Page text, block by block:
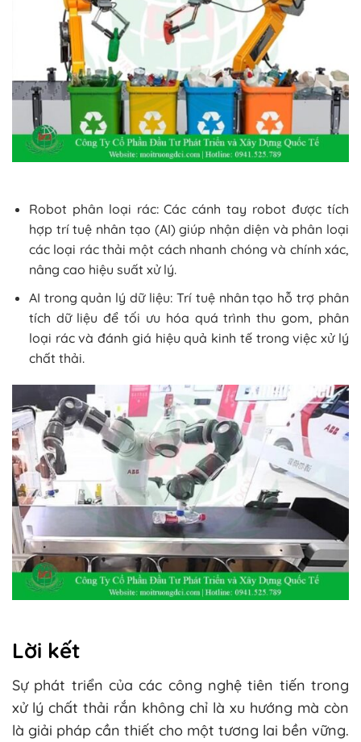
Robot phân loại rác: Các cánh tay robot được tích
hợp trí tuệ nhân tạo (AI) giúp nhận diện và phân loại
các loại rác thải một cách nhanh chóng và chính xác,
nâng cao hiệu suất xử lý.
AI trong quản lý dữ liệu: Trí tuệ nhân tạo hỗ trợ phân
tích dữ liệu để tối ưu hóa quá trình thu gom, phân
loại rác và đánh giá hiệu quả kinh tế trong việc xử lý
chất thải.
Lời kết
Sự phát triển của các công nghệ tiên tiến trong
xử lý chất thải rắn không chỉ là xu hướng mà còn
là giải pháp cần thiết cho một tương lai bền vững.